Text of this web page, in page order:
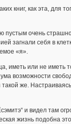
книг, как эта, для
пустым очень
загнали себя в
«я».
иметь или не
возможности
же.
и видел там
жизнь подобна